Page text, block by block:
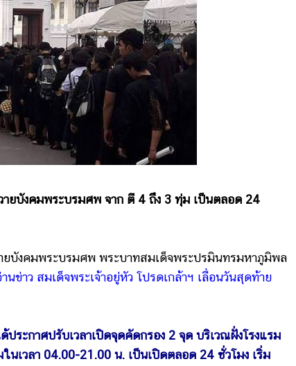
ยบังคมพระบรมศพ จาก ตี 4 ถึง 3 ทุ่ม เป็นตลอด 24
บังคมพระบรมศพ พระบาทสมเด็จพระปรมินทรมหาภูมิพล
นข่าว สมเด็จพระเจ้าอยู่หัว โปรดเกล้าฯ เลื่อนวันสุดท้าย
ระกาศปรับเวลาเปิดจุดคัดกรอง 2 จุด บริเวณฝั่งโรงแรม
นเวลา 04.00-21.00 น. เป็นเปิดตลอด 24 ชั่วโมง เริ่ม